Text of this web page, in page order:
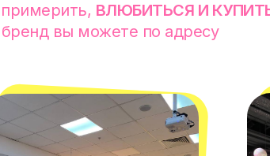
ВЛЮБИТЬСЯ И
вы можете по адресу